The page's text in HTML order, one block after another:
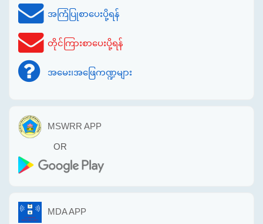
အကြံပြုစာပေးပို့ရန်
တိုင်ကြားစာပေးပို့ရန်
အမေး၊အဖြေကဏ္ဍများ
MSWRR APP
OR
MDA APP